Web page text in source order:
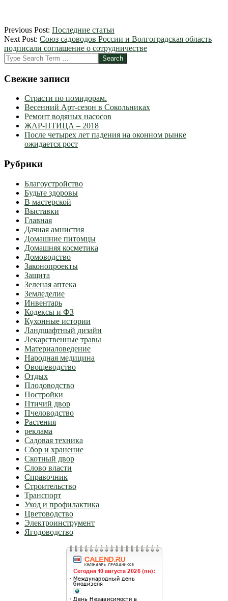
2012-
02-
29
Previous Post: Последние статьи
Next Post: Союз садоводов России и Волгоградская область
подписали соглашение о сотрудничестве
Search
Свежие записи
Страсти по помидорам.
Весенний Арт-сезон в Сокольниках
Ремонт водяных насосов
ЖАР-ПТИЦА – 2018
После четырех лет падения на оконном рынке
ожидается рост
Рубрики
Благоустройство
Будьте здоровы
В мастерской
Выставки
Главная
Дачная амнистия
Домашние питомцы
Домашняя косметика
Домоводство
Законопроекты
Защита
Зеленая аптека
Земледелие
Инвентарь
Кодексы и ФЗ
Кухонные истории
Ландшафтный дизайн
Лекарственные травы
Материаловедение
Народная медицина
Овощеводство
Отдых
Плодоводство
Постройки
Птичий двор
Пчеловодство
Растения
реклама
Садовая техника
Сбор и хранение
Скотный двор
Слово власти
Справочник
Строительство
Транспорт
Уход и профилактика
Цветоводство
Электроинструмент
Ягодоводство